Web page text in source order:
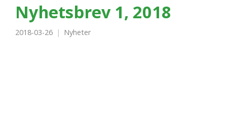
Nyhetsbrev 1, 2018
2018-03-26 Nyheter